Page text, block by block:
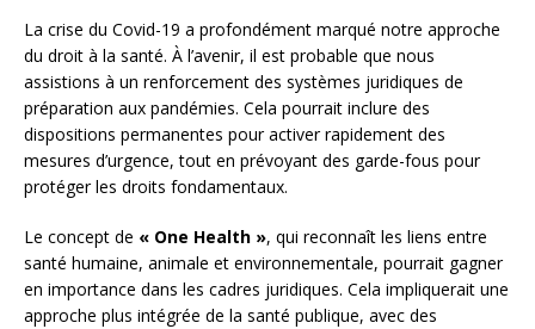
La crise du Covid-19 a profondément marqué notre approche
du droit à la santé. À l’avenir, il est probable que nous
assistions à un renforcement des systèmes juridiques de
préparation aux pandémies. Cela pourrait inclure des
dispositions permanentes pour activer rapidement des
mesures d’urgence, tout en prévoyant des garde-fous pour
protéger les droits fondamentaux.
Le concept de « One Health », qui reconnaît les liens entre
santé humaine, animale et environnementale, pourrait gagner
en importance dans les cadres juridiques. Cela impliquerait une
approche plus intégrée de la santé publique, avec des